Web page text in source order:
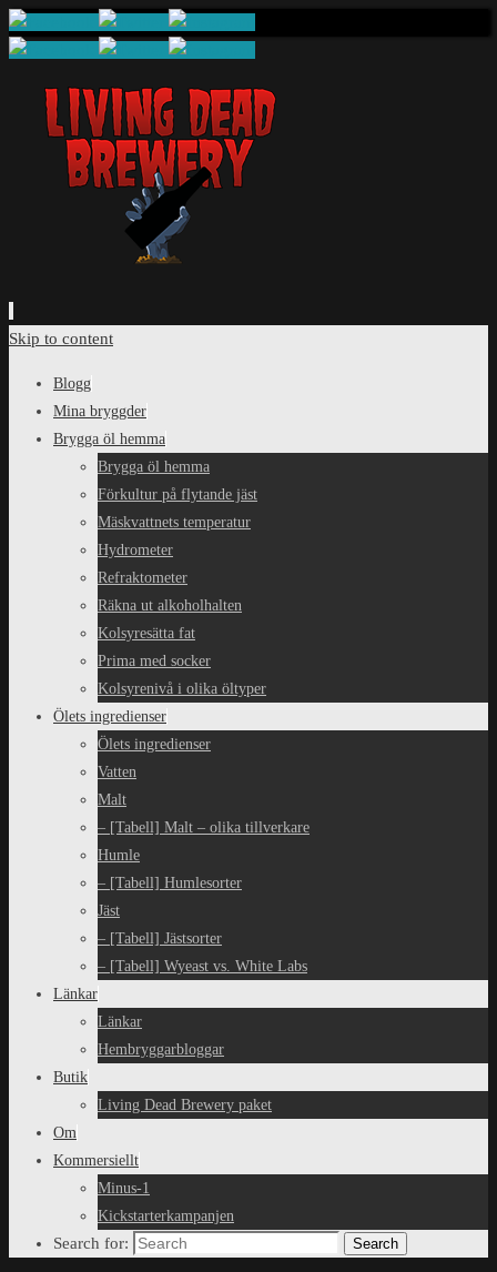
Skip to content
Blogg
Mina bryggder
Brygga öl hemma
Brygga öl hemma
Förkultur på flytande jäst
Mäskvattnets temperatur
Hydrometer
Refraktometer
Räkna ut alkoholhalten
Kolsyresätta fat
Prima med socker
Kolsyrenivå i olika öltyper
Ölets ingredienser
Ölets ingredienser
Vatten
Malt
– [Tabell] Malt – olika tillverkare
Humle
– [Tabell] Humlesorter
Jäst
– [Tabell] Jästsorter
– [Tabell] Wyeast vs. White Labs
Länkar
Länkar
Hembryggarbloggar
Butik
Living Dead Brewery paket
Om
Kommersiellt
Minus-1
Kickstarterkampanjen
Search for: Search